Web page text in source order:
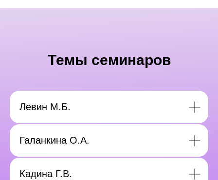
Темы семинаров
Левин М.Б.
Галанкина О.А.
Кадина Г.В.